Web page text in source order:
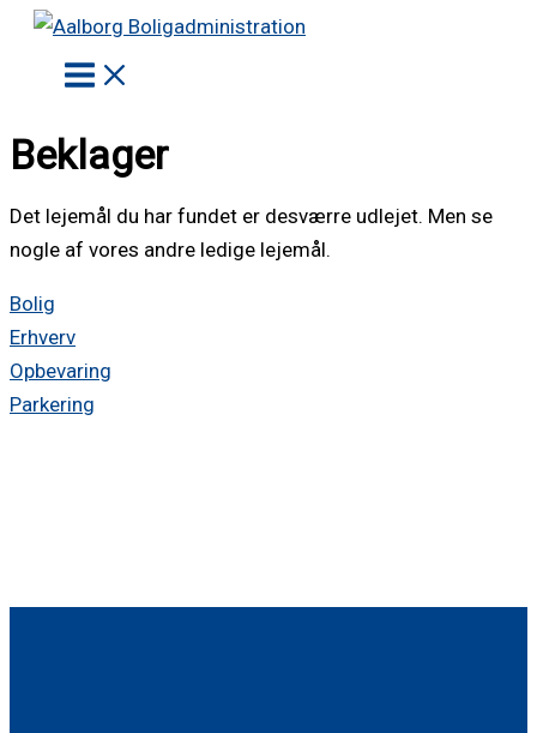
indholdet
Beklager
Det lejemål du har fundet er desværre udlejet. Men se
nogle af vores andre ledige lejemål.
Bolig
Erhverv
Opbevaring
Parkering